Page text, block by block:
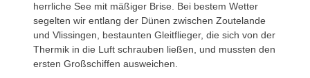
herrliche See mit mäßiger Brise. Bei bestem Wetter
segelten wir entlang der Dünen zwischen Zoutelande
und Vlissingen, bestaunten Gleitflieger, die sich von der
Thermik in die Luft schrauben ließen, und mussten den
ersten Großschiffen ausweichen.